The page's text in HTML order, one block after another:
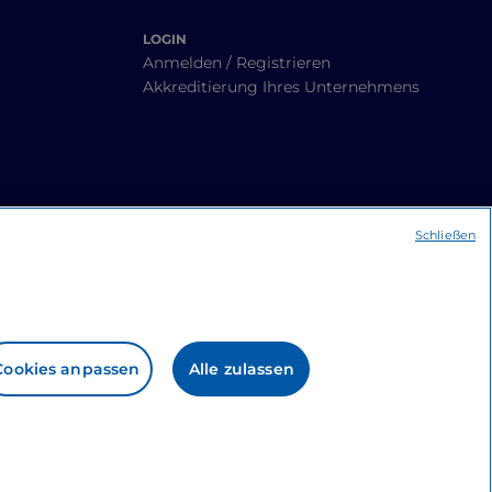
LOGIN
Anmelden / Registrieren
Akkreditierung Ihres Unternehmens
anpassen Alle zulassen
Schließen